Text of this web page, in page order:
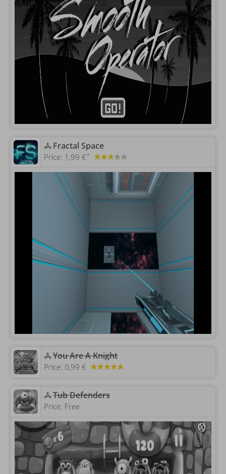
‎Fractal Space
Price: 1,99 €+
You Are A Knight
Price: 0,99 €
Tub Defenders
Price: Free